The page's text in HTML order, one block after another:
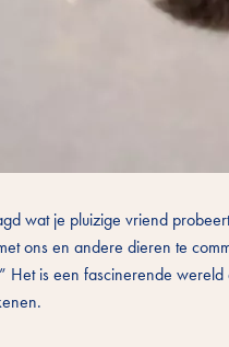
wat je pluizige vriend
ons en andere dieren te
Het is een fascinerende